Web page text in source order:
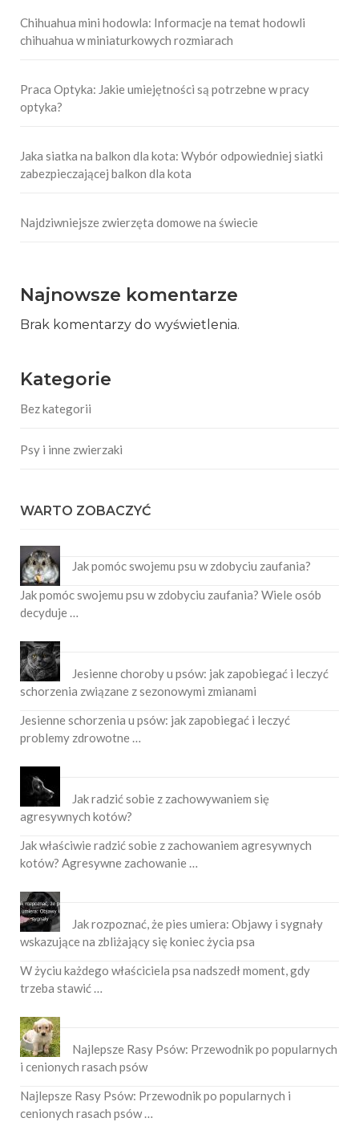
Chihuahua mini hodowla: Informacje na temat hodowli
chihuahua w miniaturkowych rozmiarach
Praca Optyka: Jakie umiejętności są potrzebne w pracy
optyka?
Jaka siatka na balkon dla kota: Wybór odpowiedniej siatki
zabezpieczającej balkon dla kota
Najdziwniejsze zwierzęta domowe na świecie
Najnowsze komentarze
Brak komentarzy do wyświetlenia.
Kategorie
Bez kategorii
Psy i inne zwierzaki
WARTO ZOBACZYĆ
Jak pomóc swojemu psu w zdobyciu zaufania?
Jak pomóc swojemu psu w zdobyciu zaufania? Wiele osób
decyduje …
Jesienne choroby u psów: jak zapobiegać i leczyć
schorzenia związane z sezonowymi zmianami
Jesienne schorzenia u psów: jak zapobiegać i leczyć
problemy zdrowotne …
Jak radzić sobie z zachowywaniem się
agresywnych kotów?
Jak właściwie radzić sobie z zachowaniem agresywnych
kotów? Agresywne zachowanie …
Jak rozpoznać, że pies umiera: Objawy i sygnały
wskazujące na zbliżający się koniec życia psa
W życiu każdego właściciela psa nadszedł moment, gdy
trzeba stawić …
Najlepsze Rasy Psów: Przewodnik po popularnych
i cenionych rasach psów
Najlepsze Rasy Psów: Przewodnik po popularnych i
cenionych rasach psów …